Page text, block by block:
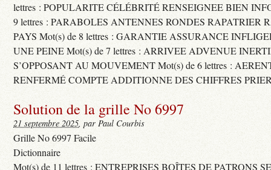
lettres : POPULARITE CÉLÉBRITÉ RENSEIGNEE BIEN
9 lettres : PARABOLES ANTENNES RONDES RAPATRIER
PAYS Mot(s) de 8 lettres : GARANTIE ASSURANCE
UNE PEINE Mot(s) de 7 lettres : ARRIVEE ADVENUE
S’OPPOSANT AU MOUVEMENT Mot(s) de 6 lettres :
RENFERMÉ COMPTE ADDITIONNE DES CHIFFRES
Solution de la grille No 6997
21 septembre 2025, par Paul Courbis
Grille No 6997 Facile
Dictionnaire
Mot(s) de 11 lettres : ENTREPRISES BOÎTES DE PATRONS